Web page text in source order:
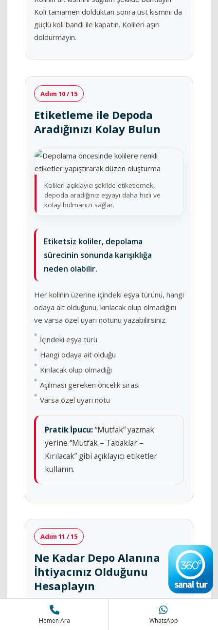
Koli tamamen dolduktan sonra üst kısmını da
güçlü koli bandı ile kapatın. Kolileri aşırı
doldurmayın.
Adım 10 / 15
Etiketleme ile Depoda
Aradığınızı Kolay Bulun
Kolileri açıklayıcı şekilde etiketlemek,
depoda aradığınız eşyayı daha hızlı ve
kolay bulmanızı sağlar.
Etiketsiz koliler, depolama
sürecinin sonunda karışıklığa
neden olabilir.
Her kolinin üzerine içindeki eşya türünü, hangi
odaya ait olduğunu, kırılacak olup olmadığını
ve varsa özel uyarı notunu yazabilirsiniz.
İçindeki eşya türü
Hangi odaya ait olduğu
Kırılacak olup olmadığı
Açılması gereken öncelik sırası
Varsa özel uyarı notu
Pratik İpucu:“Mutfak” yazmak
yerine “Mutfak – Tabaklar –
Kırılacak” gibi açıklayıcı etiketler
kullanın.
Adım 11 / 15
Ne Kadar Depo Alanına
İhtiyacınız Olduğunu
Hesaplayın
Hemen Ara WhatsApp